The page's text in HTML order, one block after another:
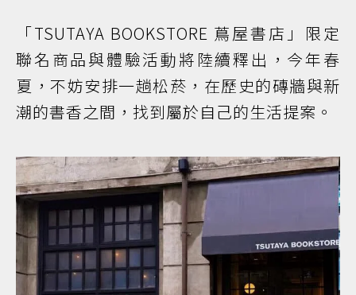
「TSUTAYA BOOKSTORE 蔦屋書店」限定
聯名商品與體驗活動將陸續釋出，今年春
夏，不妨安排一趟松菸，在歷史的磚牆與新
潮的書香之間，找到屬於自己的生活提案。